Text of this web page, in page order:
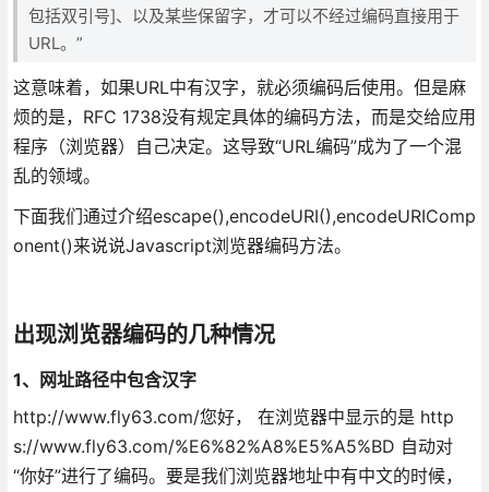
包括双引号]、以及某些保留字，才可以不经过编码直接用于
URL。”
这意味着，如果URL中有汉字，就必须编码后使用。但是麻
烦的是，RFC 1738没有规定具体的编码方法，而是交给应用
程序（浏览器）自己决定。这导致“URL编码”成为了一个混
乱的领域。
下面我们通过介绍escape(),encodeURI(),encodeURIComp
onent()来说说Javascript浏览器编码方法。
出现浏览器编码的几种情况
1、网址路径中包含汉字
http://www.fly63.com/您好， 在浏览器中显示的是 http
s://www.fly63.com/%E6%82%A8%E5%A5%BD 自动对
“你好”进行了编码。要是我们浏览器地址中有中文的时候，